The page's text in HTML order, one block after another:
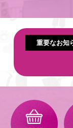
店に7
【ザ
業時間
重要なお知